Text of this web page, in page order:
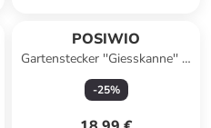
POSIWIO
Gartenstecker ''Giesskanne'' in
Braun - (B)12 x (H)11,5 x
(T)11 cm
-25%